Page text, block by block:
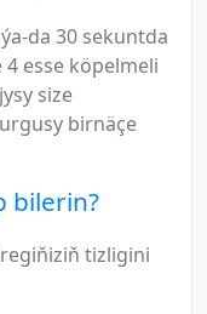
da 30 sekuntda
esse köpelmeli
size
birnäçe
bilerin?
tizligini